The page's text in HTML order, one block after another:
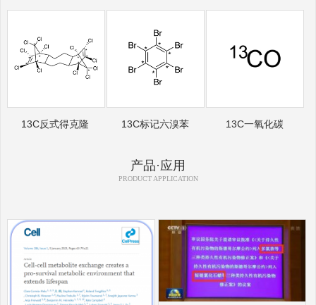
13C反式得克隆 13C标记六溴苯 13C一氧化碳
产品·应用
PRODUCT APPLICATION